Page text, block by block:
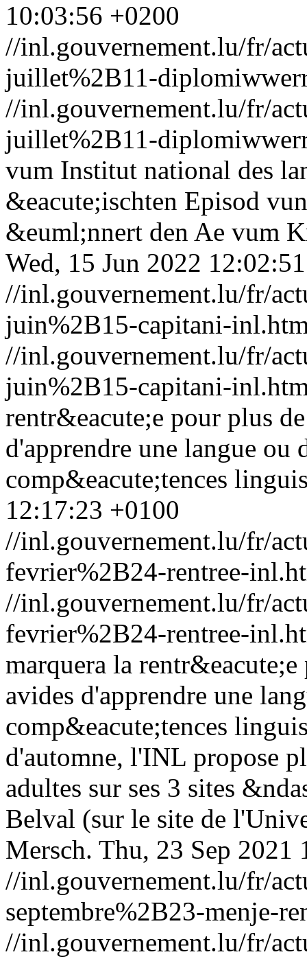
10:03:56 +0200
//inl.gouvernement.lu/fr/
juillet%2B11-
//inl.gouvernement.lu/fr/
juillet%2B11-
vum Institut national des
&eacute;ischten Episod
&euml;nnert den Ae vum
Wed, 15 Jun 2022
//inl.gouvernement.lu/fr/
juin%2B15-capitani-
//inl.gouvernement.lu/fr/
juin%2B15-capitani-
rentr&eacute;e pour plus
d'apprendre une langue ou
comp&eacute;tences
12:17:23 +0100
//inl.gouvernement.lu/fr/
fevrier%2B24-rentree-
//inl.gouvernement.lu/fr/
fevrier%2B24-rentree-
marquera la
avides d'apprendre une
comp&eacute;tences
d'automne, l'INL propose
adultes sur ses 3 sites
Belval (sur le site de
Mersch. Thu, 23 Sep 2021
//inl.gouvernement.lu/fr/
septembre%2B23-menje-
//inl.gouvernement.lu/fr/